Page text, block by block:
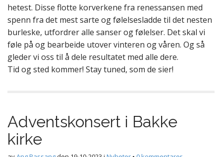
hetest. Disse flotte korverkene fra renessansen med
spenn fra det mest sarte og følelsesladde til det nesten
burleske, utfordrer alle sanser og følelser. Det skal vi
føle på og bearbeide utover vinteren og våren. Og så
gleder vi oss til å dele resultatet med alle dere.
Tid og sted kommer! Stay tuned, som de sier!
Adventskonsert i Bakke
kirke